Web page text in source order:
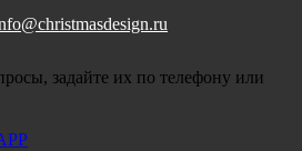
задайте их по телефону или